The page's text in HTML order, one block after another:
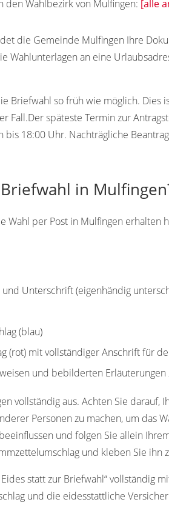
den Wahlbezirk von Mulfingen: [alle
die Gemeinde Mulfingen Ihre
Wahlunterlagen an eine
Briefwahl so früh wie möglich. Dies
Fall.Der späteste Termin zur
18:00 Uhr. Nachträgliche
in
Wahl per Post in Mulfingen erhalten
Unterschrift (eigenhändig
(blau)
(rot) mit vollständiger Anschrift für
und bebilderten Erläuterungen
vollständig aus. Achten Sie darauf,
Personen zu machen, um das
und folgen Sie allein
und kleben Sie ihn
statt zur Briefwahl“ vollständig
und die eidesstattliche